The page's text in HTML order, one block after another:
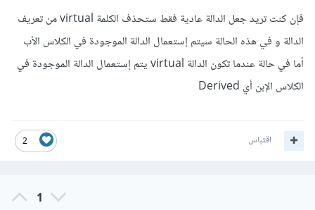
فإن كنت تريد جعل الدالة عادية فقط ستحذف الكلمة virtual من تعريف
الدالة و في هذه الحالة سيتم إستعمال الدالة الموجودة في الكلاس الأب
أما في حالة عندما تكون الدالة virtual يتم إستعمال الدالة الموجودة في
الكلاس الإبن أي Derived
2 اقتباس
1